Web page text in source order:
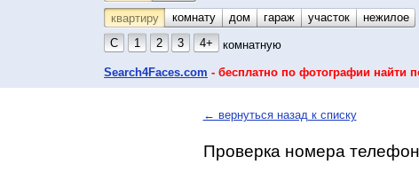
квартиру
комнату койко-место
дом гараж участок
нежилое
С
1 2 3 4+ комнатную
Search4Faces.com - бесплатно по фотографии найти
← вернуться назад к списку
Проверка номера